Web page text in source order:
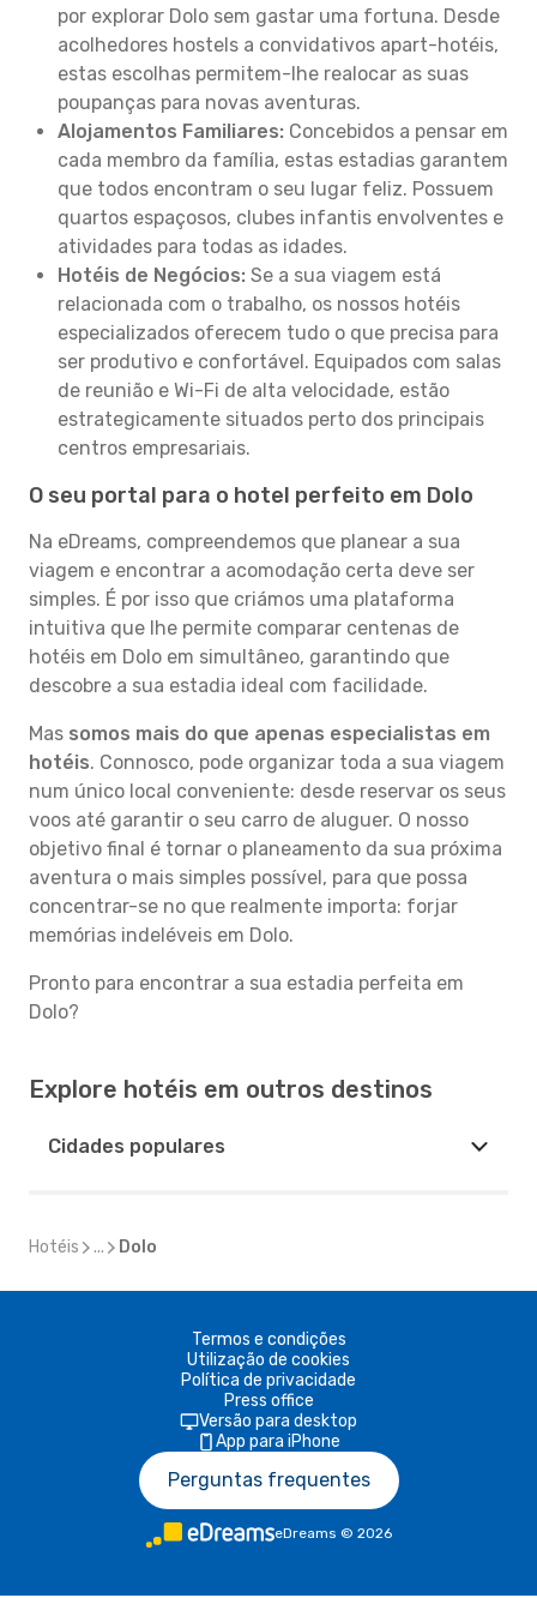
por explorar Dolo sem gastar uma fortuna. Desde
acolhedores hostels a convidativos apart-hotéis,
estas escolhas permitem-lhe realocar as suas
poupanças para novas aventuras.
Alojamentos Familiares: Concebidos a pensar em
cada membro da família, estas estadias garantem
que todos encontram o seu lugar feliz. Possuem
quartos espaçosos, clubes infantis envolventes e
atividades para todas as idades.
Hotéis de Negócios: Se a sua viagem está
relacionada com o trabalho, os nossos hotéis
especializados oferecem tudo o que precisa para
ser produtivo e confortável. Equipados com salas
de reunião e Wi-Fi de alta velocidade, estão
estrategicamente situados perto dos principais
centros empresariais.
O seu portal para o hotel perfeito em Dolo
Na eDreams, compreendemos que planear a sua
viagem e encontrar a acomodação certa deve ser
simples. É por isso que criámos uma plataforma
intuitiva que lhe permite comparar centenas de
hotéis em Dolo em simultâneo, garantindo que
descobre a sua estadia ideal com facilidade.
Mas somos mais do que apenas especialistas em
hotéis. Connosco, pode organizar toda a sua viagem
num único local conveniente: desde reservar os seus
voos até garantir o seu carro de aluguer. O nosso
objetivo final é tornar o planeamento da sua próxima
aventura o mais simples possível, para que possa
concentrar-se no que realmente importa: forjar
memórias indeléveis em Dolo.
Pronto para encontrar a sua estadia perfeita em
Dolo?
Explore hotéis em outros destinos
Cidades populares
Hotéis ... Dolo
Termos e condições
Utilização de cookies
Política de privacidade
Press office
Versão para desktop
App para iPhone
Perguntas frequentes
eDreams © 2026